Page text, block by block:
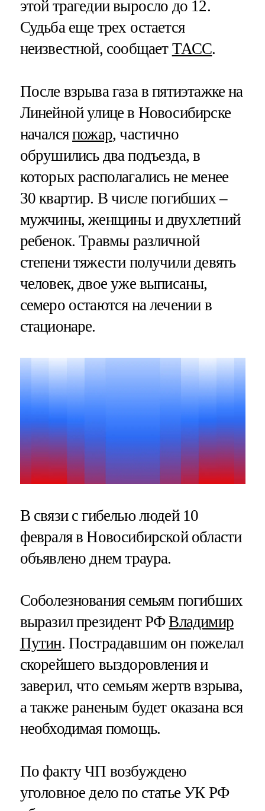
этой трагедии выросло до 12.
Судьба еще трех остается
неизвестной, сообщает ТАСС.
После взрыва газа в пятиэтажке на
Линейной улице в Новосибирске
началсяпожар, частично
обрушились два подъезда, в
которых располагались не менее
30 квартир. В числе погибших –
мужчины, женщины и двухлетний
ребенок. Травмы различной
степени тяжести получили девять
человек, двое уже выписаны,
семеро остаются на лечении в
стационаре.
В связи с гибелью людей 10
февраля в Новосибирской области
объявлено днем траура.
Соболезнования семьям погибших
выразил президент РФВладимир
Путин. Пострадавшим он пожелал
скорейшего выздоровления и
заверил, что семьям жертв взрыва,
а также раненым будет оказана вся
необходимая помощь.
По факту ЧП возбуждено
уголовное дело по статье УК РФ